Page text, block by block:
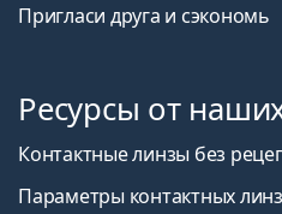
Пригласи друга и сэкономь
Ресурсы от
Контактные линзы без
Параметры контактных линз